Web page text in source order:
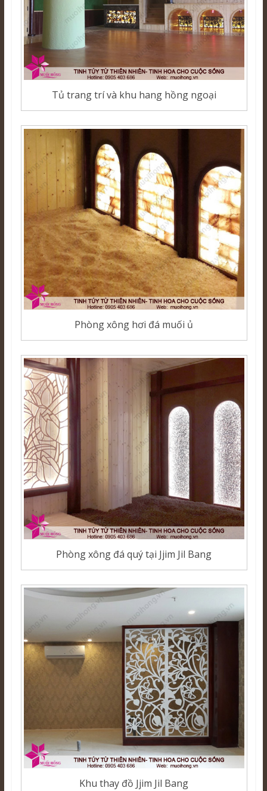
Tủ trang trí và khu hang hồng ngoại
Phòng xông hơi đá muối ủ
Phòng xông đá quý tại Jjim Jil Bang
Khu thay đồ Jjim Jil Bang